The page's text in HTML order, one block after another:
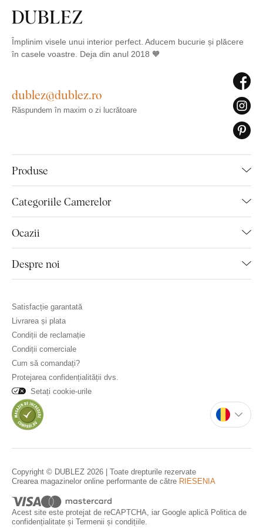
Împlinim visele unui interior perfect. Aducem bucurie și plăcere
în casele voastre. Deja din anul 2018 🧡
Produse
Categoriile Camerelor
Ocazii
Despre noi
dublez@dublez.ro
Răspundem în maxim o zi lucrătoare
Satisfacție garantată
Livrarea și plata
Condiții de reclamație
Condiții comerciale
Cum să comandați?
Protejarea confidențialității dvs.
Setați cookie-urile
Copyright © DUBLEZ 2026 | Toate drepturile rezervate
Crearea magazinelor online performante de către RIESENIA
Acest site este protejat de reCAPTCHA, iar Google aplică Politica de
confidențialitate și Termenii și condițiile